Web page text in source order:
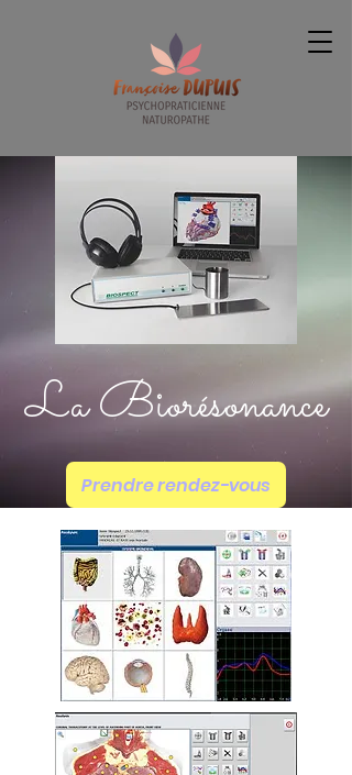
La Biorésonance
Prendre rendez-vous